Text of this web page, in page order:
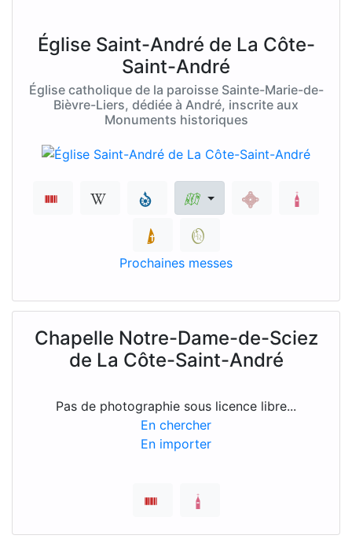
Église Saint-André de La Côte-
Saint-André
Église catholique de la paroisse Sainte-Marie-de-
Bièvre-Liers, dédiée à André, inscrite aux
Monuments historiques
Prochaines messes
Chapelle Notre-Dame-de-Sciez
de La Côte-Saint-André
Pas de photographie sous licence libre...
En chercher
En importer